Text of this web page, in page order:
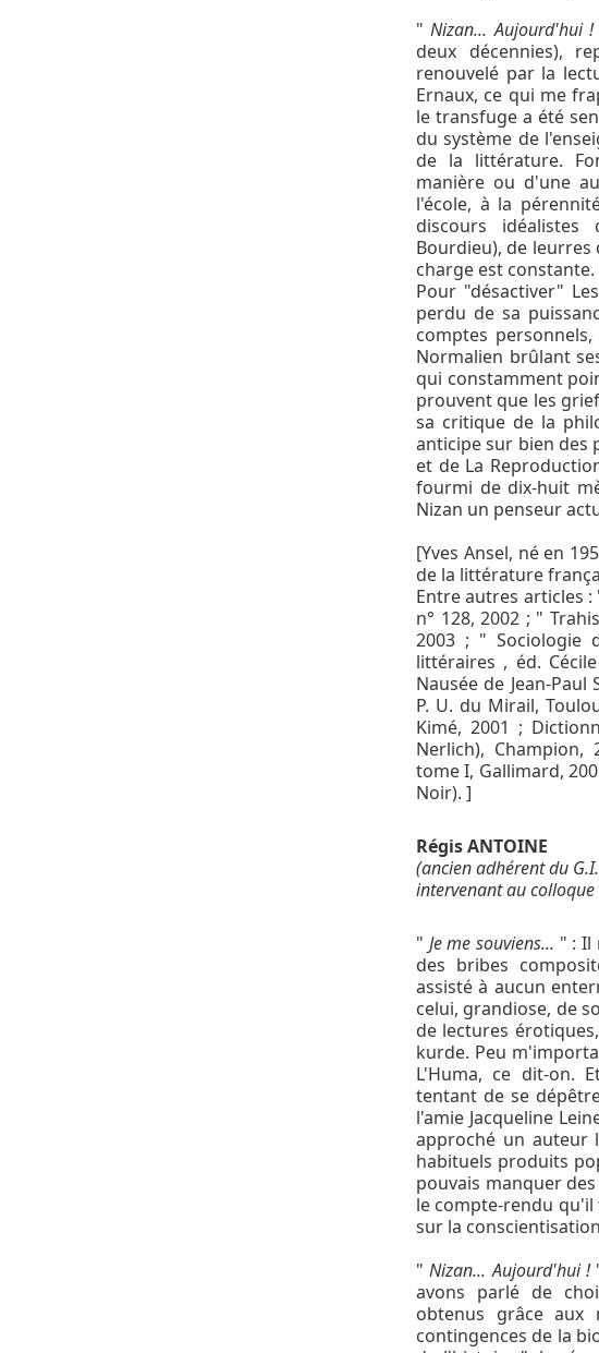
"Nizan... Aujourd'hui !
deux décennies),
renouvelé par la
Ernaux, ce qui me
le transfuge a été
du système de
de la littérature.
manière ou d'une
l'école, à la
discours
Bourdieu), de leurres
charge est
Pour "désactiver"
perdu de sa
comptes
Normalien brûlant
qui constamment
prouvent que les
sa critique de la
anticipe sur bien des
et de La
fourmi de dix-huit
Nizan un penseur
[Yves Ansel, né en
de la littérature
Entre autres articles
n° 128, 2002 ; "
2003 ; " Sociologie
littéraires , éd.
Nausée de Jean-
P. U. du Mirail,
Kimé, 2001 ;
Nerlich), Champion,
tome I, Gallimard,
Noir). ]
Régis ANTOINE
(ancien adhérent du
intervenant au colloque
" Je me souviens... " : Il
des bribes
assisté à aucun
celui, grandiose, de
de lectures
kurde. Peu
L'Huma, ce dit-on.
tentant de se
l'amie Jacqueline
approché un auteur
habituels produits
pouvais manquer
le compte-rendu qu'il
sur la
" Nizan... Aujourd'hui !
avons parlé de
obtenus grâce aux
contingences de la